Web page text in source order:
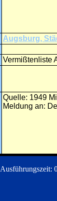
Augsburg,
Vermißtenliste
Quelle: 1949
Meldung an:
Ausführungszeit: